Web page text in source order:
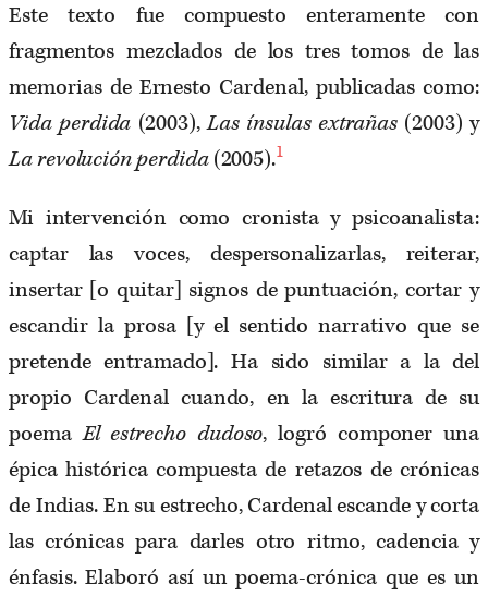
Este texto fue compuesto enteramente con
fragmentos mezclados de los tres tomos de las
memorias de Ernesto Cardenal, publicadas como:
Vida perdida (2003),Las ínsulas extrañas (2003) y
La revolución perdida(2005).1
Mi intervención como cronista y psicoanalista:
captar las voces, despersonalizarlas, reiterar,
insertar [o quitar] signos de puntuación, cortar y
escandir la prosa [y el sentido narrativo que se
pretende entramado]. Ha sido similar a la del
propio Cardenal cuando, en la escritura de su
poemaEl estrecho dudoso, logró componer una
épica histórica compuesta de retazos de crónicas
de Indias. En su estrecho, Cardenal escande y corta
las crónicas para darles otro ritmo, cadencia y
énfasis. Elaboró así un poema-crónica que es un